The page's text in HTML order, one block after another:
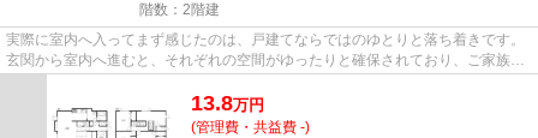
階数：2階建
実際に室内へ入ってまず感じたのは、戸建てならではのゆとりと落ち着きです。
玄関から室内へ進むと、それぞれの空間がゆったりと確保されており、ご家族が
13.8万円
(管理費・共益費 -)